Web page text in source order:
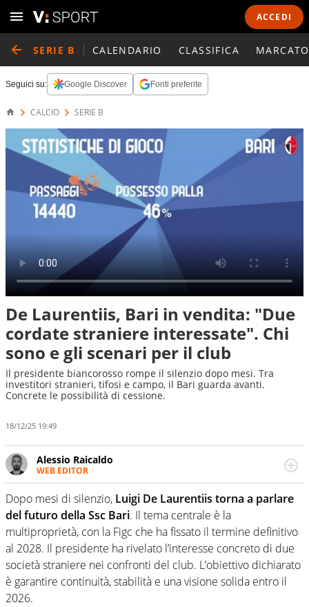
ACCEDI
SERIE B CALENDARIO CLASSIFICA
Seguici su: Google Discover Fonti preferite
CALCIO SERIE B
De Laurentiis, Bari in vendita: "Due
cordate straniere interessate". Chi
sono e gli scenari per il club
Il presidente biancorosso rompe il silenzio dopo mesi. Tra
investitori stranieri, tifosi e campo, il Bari guarda avanti.
Concrete le possibilità di cessione.
18/12/25 19:49
Alessio Raicaldo
WEB EDITOR
Un figlio che si chiama Diego e la tesi di laurea sugli stadi
di proprietà in Italia. Il calcio quale filo conduttore
irrinunciabile tra passione e professione. Per Virgilio
Sport indaga, approfondisce e scandaglia l'universo
mondo dello sport per antonomasia
Dopo mesi di silenzio, Luigi De Laurentiis torna a parlare
del futuro della Ssc Bari. Il tema centrale è la
multiproprietà, con la Figc che ha fissato il termine definitivo
al 2028. Il presidente ha rivelato l’interesse concreto di due
società straniere nei confronti del club. L’obiettivo dichiarato
è garantire continuità, stabilità e una visione solida entro il
2026.